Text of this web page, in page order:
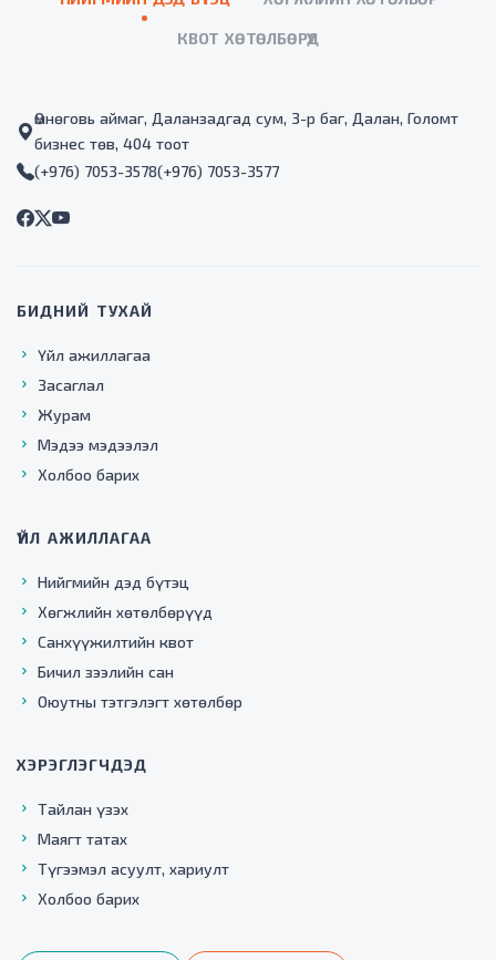
КВОТ ХӨТӨЛБӨРҮҮД
Өмнөговь аймаг, Даланзадгад сум, 3-р баг, Далан, Голомт
бизнес төв, 404 тоот
(+976) 7053-3578(+976) 7053-3577
БИДНИЙ ТУХАЙ
Үйл ажиллагаа
Засаглал
Журам
Мэдээ мэдээлэл
Холбоо барих
ҮЙЛ АЖИЛЛАГАА
Нийгмийн дэд бүтэц
Хөгжлийн хөтөлбөрүүд
Санхүүжилтийн квот
Бичил зээлийн сан
Оюутны тэтгэлэгт хөтөлбөр
ХЭРЭГЛЭГЧДЭД
Тайлан үзэх
Маягт татах
Түгээмэл асуулт, хариулт
Холбоо барих